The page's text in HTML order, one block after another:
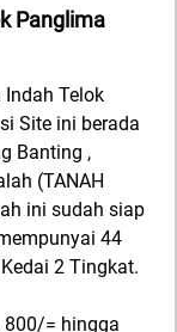
Panglima
Indah Telok
Site ini berada
Banting ,
(TANAH
ini sudah siap
44
2 Tingkat.
800/= hingga